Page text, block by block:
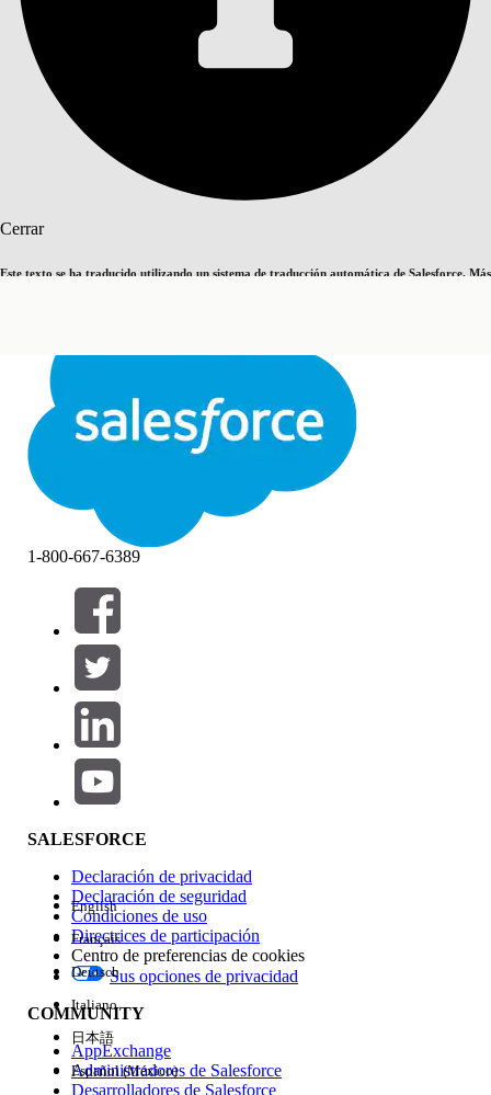
Cerrar
Este texto se ha traducido utilizando un sistema de traducción automática de Salesforce. Más
Cerrar Cerrar
Índice de materias
Buscar
Filtrar por (0)
SELECCIONAR FILTROS
Área de productos
Repercusión de función
Edición
1-800-667-6389
SALESFORCE
Declaración de privacidad
Declaración de seguridad
Condiciones de uso
Directrices de participación
Centro de preferencias de cookies
Sus opciones de privacidad
COMMUNITY
AppExchange
Administradores de Salesforce
Desarrolladores de Salesforce
English
Français
Deutsch
Italiano
日本語
Español (México)